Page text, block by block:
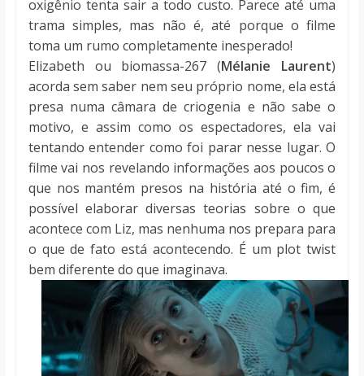
oxigênio tenta sair a todo custo. Parece até uma
trama simples, mas não é, até porque o filme
toma um rumo completamente inesperado!
Elizabeth ou biomassa-267 (Mélanie Laurent)
acorda sem saber nem seu próprio nome, ela está
presa numa câmara de criogenia e não sabe o
motivo, e assim como os espectadores, ela vai
tentando entender como foi parar nesse lugar. O
filme vai nos revelando informações aos poucos o
que nos mantém presos na história até o fim, é
possível elaborar diversas teorias sobre o que
acontece com Liz, mas nenhuma nos prepara para
o que de fato está acontecendo. É um plot twist
bem diferente do que imaginava.